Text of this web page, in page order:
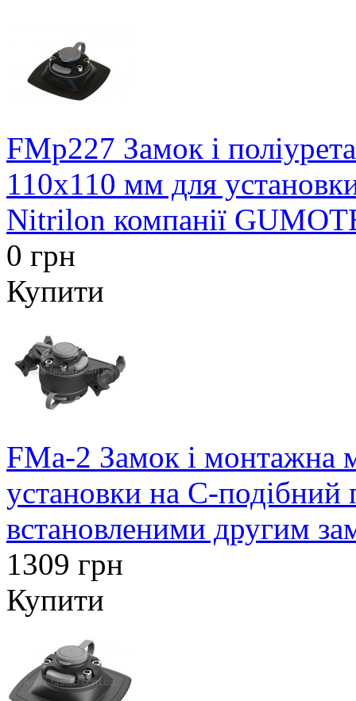
FMp227 Замок і
110х110 мм для
Nitrilon компанії
0 грн
Купити
FMa-2 Замок і монтажна
установки на С-подібний
встановленими другим
1309 грн
Купити